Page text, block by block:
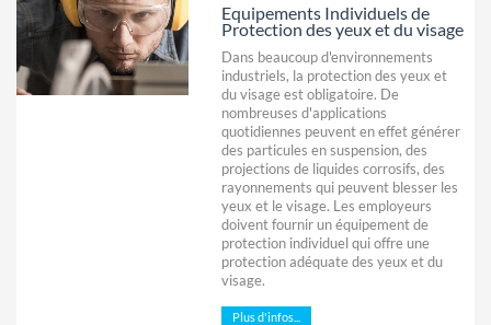
Equipements Individuels de
Protection des yeux et du visage
Dans beaucoup d'environnements
industriels, la protection des yeux et
du visage est obligatoire. De
nombreuses d'applications
quotidiennes peuvent en effet générer
des particules en suspension, des
projections de liquides corrosifs, des
rayonnements qui peuvent blesser les
yeux et le visage. Les employeurs
doivent fournir un équipement de
protection individuel qui offre une
protection adéquate des yeux et du
visage.
Plus d'infos...